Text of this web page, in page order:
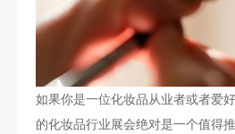
如果你是一位化妆品从业者或者爱
的化妆品行业展会绝对是一个值得